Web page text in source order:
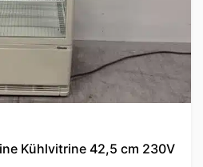
Kühlvitrine 42,5 cm 230V